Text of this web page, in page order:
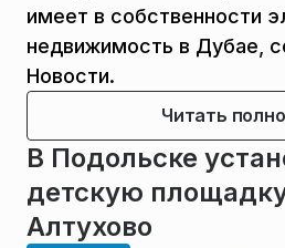
имеет в собственности
недвижимость в Дубае,
Новости.
Читать
В Подольске
детскую
Алтухово